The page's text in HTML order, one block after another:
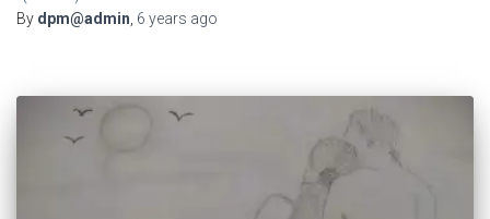
By dpm@admin 6 years ago